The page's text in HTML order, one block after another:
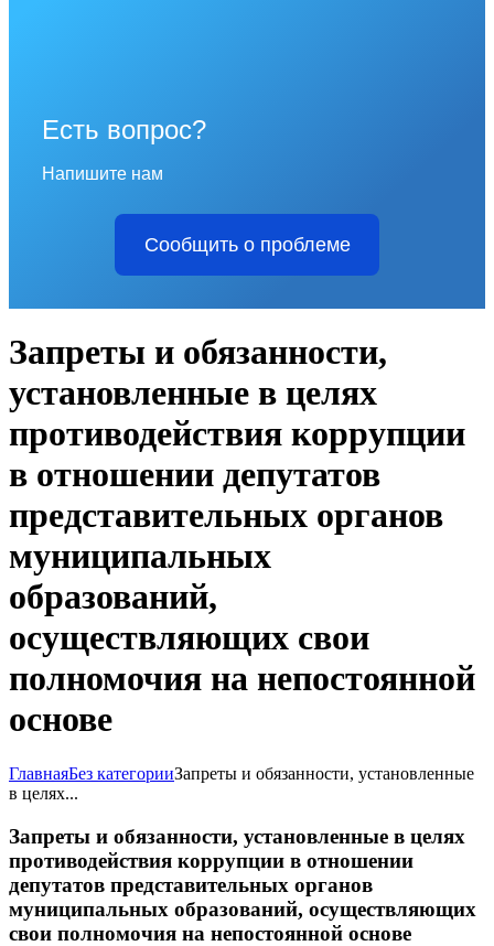
Есть вопрос?
Напишите нам
Сообщить о проблеме
Запреты и обязанности,
установленные в целях
противодействия коррупции
в отношении депутатов
представительных органов
муниципальных
образований,
осуществляющих свои
полномочия на непостоянной
основе
ГлавнаяБез категорииЗапреты и обязанности, установленные
в целях...
Запреты и обязанности, установленные в целях
противодействия коррупции в отношении
депутатов представительных органов
муниципальных образований, осуществляющих
свои полномочия на непостоянной основе